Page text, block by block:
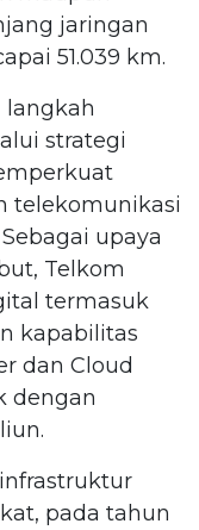
jaringan
51.039 km.
langkah
strategi
telekomunikasi
upaya
Telkom
termasuk
kapabilitas
dan Cloud
dengan
pada tahun